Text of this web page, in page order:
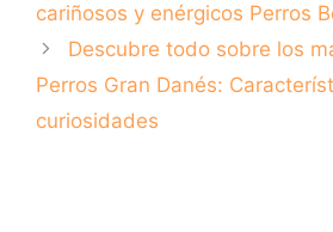
cariñosos y enérgicos Perros
Descubre todo sobre los
Perros Gran Danés:
curiosidades